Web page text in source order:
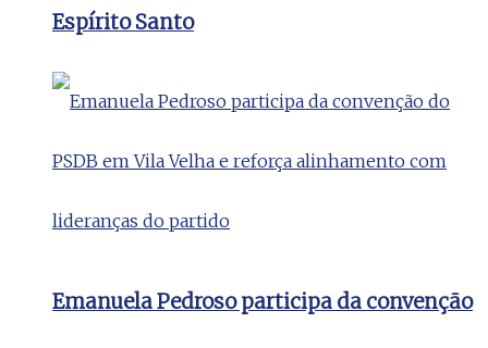
Espírito Santo
Emanuela Pedroso participa da convenção